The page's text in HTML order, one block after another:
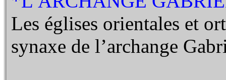
Les églises orientales et
synaxe de l’archange